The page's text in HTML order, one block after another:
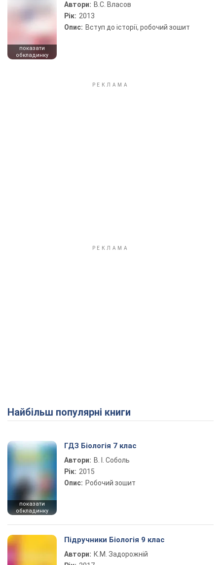
показати
обкладинку
Автори: В.С. Власов
Рік: 2013
Опис: Вступ до історії, робочий зошит
Найбільш популярні книги
показати
обкладинку
ГДЗ Біологія 7 клас
Автори: В. І. Соболь
Рік: 2015
Опис: Робочий зошит
Підручники Біологія 9 клас
Автори: К.М. Задорожній